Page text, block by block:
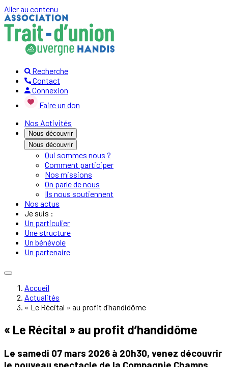
Aller au contenu
Recherche
Contact
Connexion
Faire un don
Nos Activités
Nous découvrir
Nous découvrir
Qui sommes nous ?
Comment participer
Nos missions
On parle de nous
Ils nous soutiennent
Nos actus
Je suis :
Un particulier
Une structure
Un bénévole
Un partenaire
Accueil
Actualités
« Le Récital » au profit d’handidôme
« Le Récital » au profit d’handidôme
Le samedi 07 mars 2026 à 20h30, venez découvrir
le nouveau spectacle de la Compagnie Champs